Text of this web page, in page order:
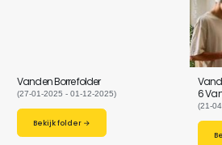
Vanden Borre folder
(27-01-2025 - 01-12-2025)
Bekijk folder →
6
(21-